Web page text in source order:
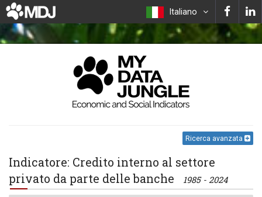
Italiano
Ricerca avanzata
Indicatore: Credito interno al settore
privato da parte delle banche
1985 - 2024